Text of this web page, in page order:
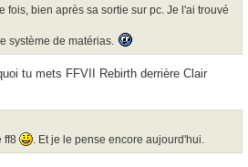
fois, bien après sa sortie sur pc. Je l'ai trouvé
système de matérias.
tu mets FFVII Rebirth derrière Clair
ff8 . Et je le pense encore aujourd'hui.